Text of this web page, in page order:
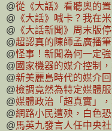
@從《大話》看聽奧的
@ 《大話》喊卡？我在
@ 《大話新聞》周末版
@超認真的陳師孟廣播
@怪事！新聞為何一定
@ 國家機器的媒介控制
@新美麗島時代的媒介
@檢調竟然為特定媒體
@媒體政治「超真實」
@網路小民遭殃，白色
@馬英九發言人任中央